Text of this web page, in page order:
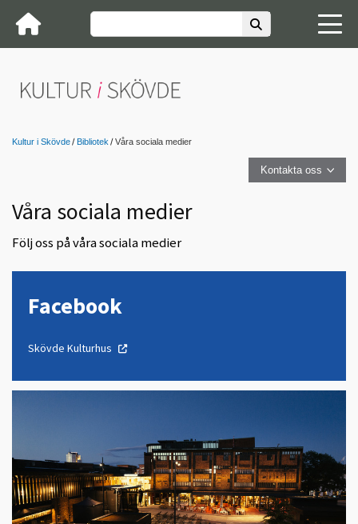
Kultur i Skövde Bibliotek Våra sociala medier
Kontakta oss
Våra sociala medier
Följ oss på våra sociala medier
Facebook
Skövde Kulturhus